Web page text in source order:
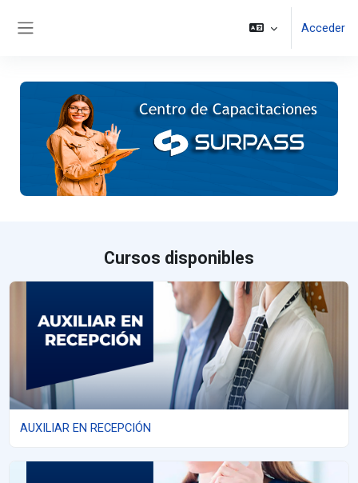
Acceder
Cursos disponibles
AUXILIAR EN RECEPCIÓN
AUXILIAR EN SECRETARIADO MÉDICO